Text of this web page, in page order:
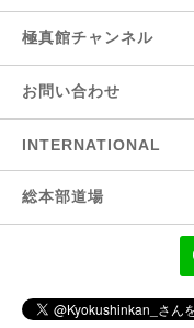
極真館チャンネル
お問い合わせ
INTERNATIONAL
総本部道場